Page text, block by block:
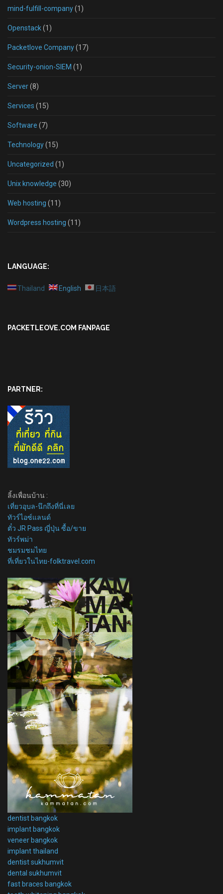
mind-fulfill-company(1)
Openstack(1)
Packetlove Company(17)
Security-onion-SIEM (1)
Server(8)
Services (15)
Software (7)
Technology(15)
Uncategorized (1)
Unix knowledge (30)
Web hosting (11)
Wordpress hosting (11)
LANGUAGE:
Thailand English 日本語
PACKETLEOVE.COM FANPAGE
PARTNER:
ลิ้งเพื่อนบ้าน :
เที่ยวอุบล-นึกถึงที่นี่เลย
ทัวร์ไอซ์แลนด์
ตั๋ว JR Pass ญี่ปุ่น ซื้อ/ขาย
ทัวร์พม่า
ชมรมชมไทย
ที่เที่ยวในไทย-folktravel.com
dentist bangkok
implant bangkok
veneer bangkok
implant thailand
dentist sukhumvit
dental sukhumvit
fast braces bangkok